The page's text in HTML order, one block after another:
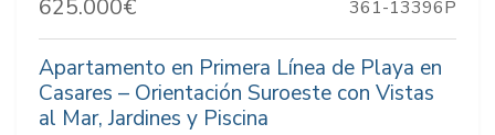
625.000€ 361-13396P
Apartamento en Primera Línea de Playa en
Casares – Orientación Suroeste con Vistas
al Mar, Jardines y Piscina